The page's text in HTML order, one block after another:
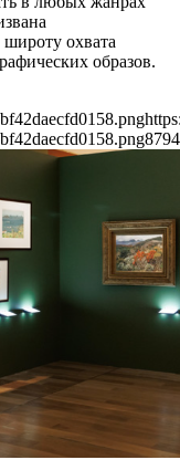
охвата
образов.
879